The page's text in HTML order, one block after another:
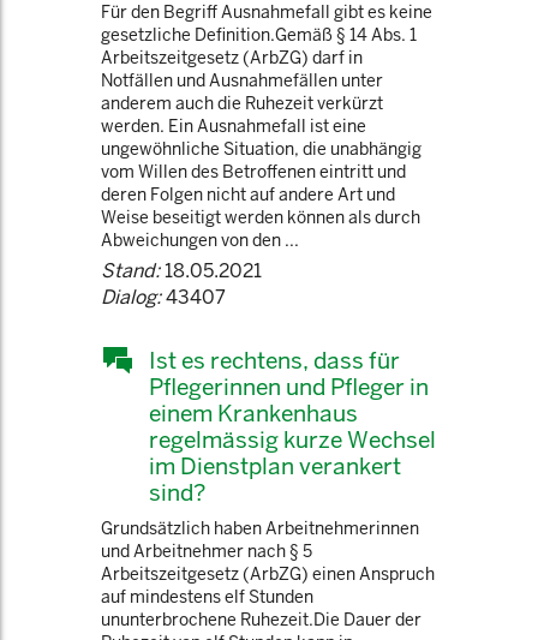
Für den Begriff Ausnahmefall gibt es keine
gesetzliche Definition.Gemäß § 14 Abs. 1
Arbeitszeitgesetz (ArbZG) darf in
Notfällen und Ausnahmefällen unter
anderem auch die Ruhezeit verkürzt
werden. Ein Ausnahmefall ist eine
ungewöhnliche Situation, die unabhängig
vom Willen des Betroffenen eintritt und
deren Folgen nicht auf andere Art und
Weise beseitigt werden können als durch
Abweichungen von den ...
Stand:18.05.2021
Dialog:43407
Ist es rechtens, dass für
Pflegerinnen und Pfleger in
einem Krankenhaus
regelmässig kurze Wechsel
im Dienstplan verankert
sind?
Grundsätzlich haben Arbeitnehmerinnen
und Arbeitnehmer nach § 5
Arbeitszeitgesetz (ArbZG) einen Anspruch
auf mindestens elf Stunden
ununterbrochene Ruhezeit.Die Dauer der